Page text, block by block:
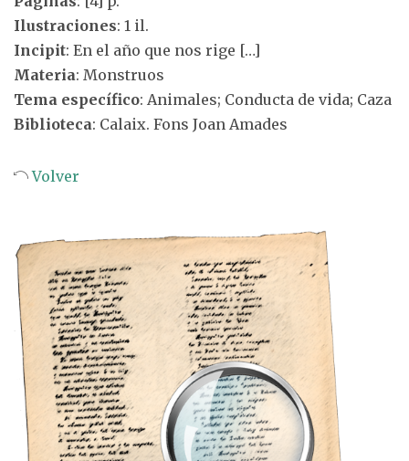
Ilustraciones: 1 il.
Incipit: En el año que nos rige […]
Materia: Monstruos
Tema específico: Animales; Conducta de vida; Caza
Biblioteca: Calaix. Fons Joan Amades
Volver